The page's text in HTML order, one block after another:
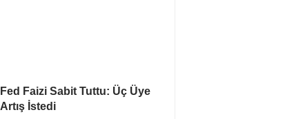
Fed Faizi Sabit Tuttu: Üç Üye
Artış İstedi